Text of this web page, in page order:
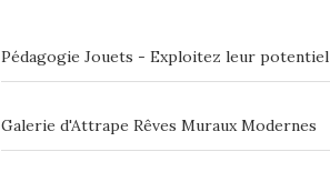
Pédagogie Jouets - Exploitez leur potentiel
Galerie d'Attrape Rêves Muraux Modernes